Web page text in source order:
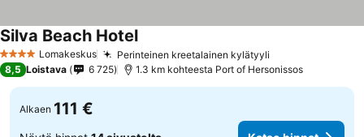
4 TähtiluokitusLomakeskus Perinteinen kreetalainen kylätyyli
Silva Beach Hotel
8,5 Loistava 6 725 1.3 km kohteesta Port of Hersonissos
Alkaen 111 €